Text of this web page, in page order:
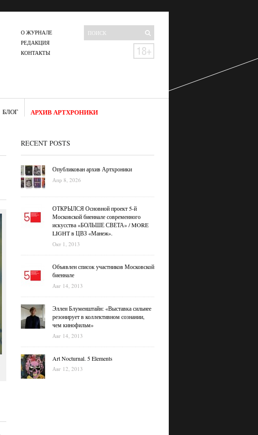
О ЖУРНАЛЕ
РЕДАКЦИЯ
КОНТАКТЫ
БЛОГ АРХИВ АРТХРОНИКИ
RECENT POSTS
Опубликован архив Артхроники
Апр 8, 2026
ОТКРЫЛСЯ Основной проект 5-й
Московской биеннале современного
искусства «БОЛЬШЕ СВЕТА» / MORE
LIGHT в ЦВЗ «Манеж».
Окт 1, 2013
Объявлен список участников Московской
биеннале
Авг 14, 2013
Эллен Блуменштайн: «Выставка сильнее
резонирует в коллективном сознании,
чем кинофильм»
Авг 14, 2013
Art Nocturnal. 5 Elements
Авг 12, 2013